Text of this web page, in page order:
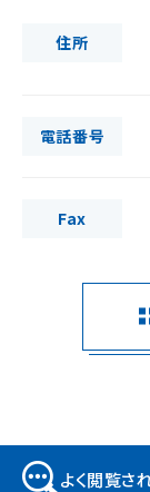
住所
電話番号
Fax
よく閲覧さ